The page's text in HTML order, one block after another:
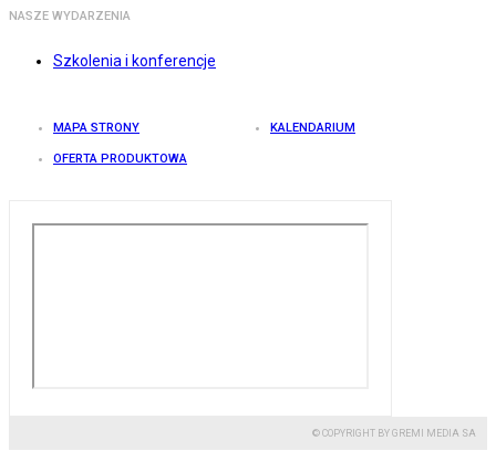
NASZE WYDARZENIA
Szkolenia i konferencje
MAPA STRONY KALENDARIUM
OFERTA PRODUKTOWA
© COPYRIGHT BY GREMI MEDIA SA